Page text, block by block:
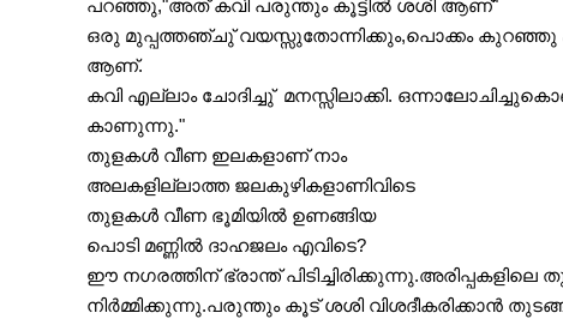
പറഞ്ഞു,"അത് കവി പരുന്തും കൂട്ടിൽ ശശി ആണ്"
ഒരു മുപ്പത്തഞ്ചു് വയസ്സുതോന്നിക്കും,പൊക്കം കുറഞ്ഞു
ആണ്.
കവി എല്ലാം ചോദിച്ചു്  മനസ്സിലാക്കി.
കാണുന്നു."
തുളകൾ വീണ ഇലകളാണ് നാം
അലകളില്ലാത്ത ജലകുഴികളാണിവിടെ
തുളകൾ വീണ ഭൂമിയിൽ ഉണങ്ങിയ
പൊടി മണ്ണിൽ ദാഹജലം എവിടെ?
ഈ നഗരത്തിന് ഭ്രാന്ത്
നിർമ്മിക്കുന്നു.പരുന്തും കൂട് ശശി വിശദീകരിക്കാൻ